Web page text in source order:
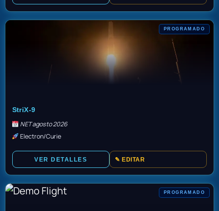
PROGRAMADO
StriX-9
NET agosto 2026
Electron/Curie
VER DETALLES ✎ EDITAR
PROGRAMADO